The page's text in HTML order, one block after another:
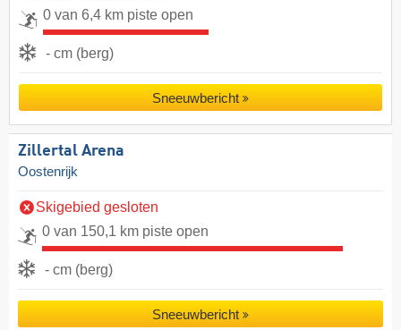
0 van 6,4 km piste open
- cm (berg)
Sneeuwbericht
Zillertal Arena
Oostenrijk
Skigebied gesloten
0 van 150,1 km piste open
- cm (berg)
Sneeuwbericht